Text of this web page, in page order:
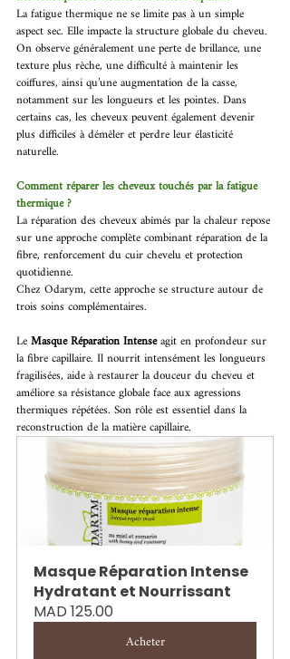
La fatigue thermique ne se limite pas à un simple
aspect sec. Elle impacte la structure globale du cheveu.
On observe généralement une perte de brillance, une
texture plus rêche, une difficulté à maintenir les
coiffures, ainsi qu’une augmentation de la casse,
notamment sur les longueurs et les pointes. Dans
certains cas, les cheveux peuvent également devenir
plus difficiles à démêler et perdre leur élasticité
naturelle.
Comment réparer les cheveux touchés par la fatigue
thermique ?
La réparation des cheveux abîmés par la chaleur repose
sur une approche complète combinant réparation de la
fibre, renforcement du cuir chevelu et protection
quotidienne.
Chez Odarym, cette approche se structure autour de
trois soins complémentaires.
Le Masque Réparation Intense agit en profondeur sur
la fibre capillaire. Il nourrit intensément les longueurs
fragilisées, aide à restaurer la douceur du cheveu et
améliore sa résistance globale face aux agressions
thermiques répétées. Son rôle est essentiel dans la
reconstruction de la matière capillaire.
Masque Réparation Intense
Hydratant et Nourrissant
MAD 125.00
Acheter